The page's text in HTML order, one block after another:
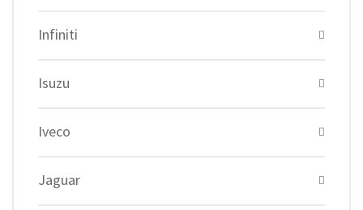
Infiniti
Isuzu
Iveco
Jaguar